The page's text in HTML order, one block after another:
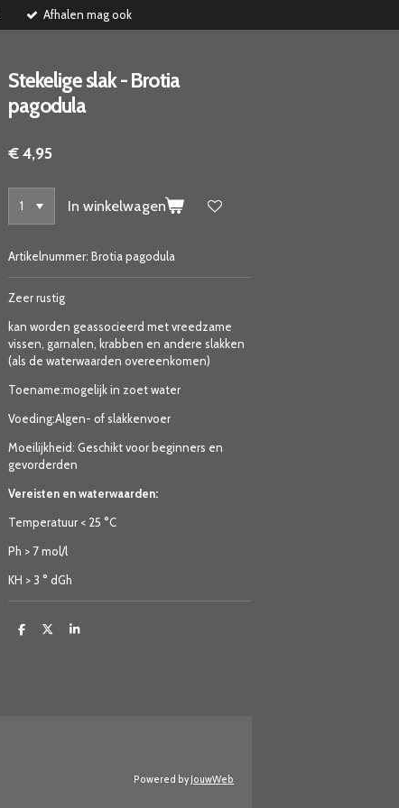
Afhalen mag ook
Stekelige slak - Brotia
pagodula
€ 4,95
In winkelwagen
Artikelnummer: Brotia pagodula
Zeer rustig
kan worden geassocieerd met vreedzame
vissen, garnalen, krabben en andere slakken
(als de waterwaarden overeenkomen)
Toename:mogelijk in zoet water
Voeding:Algen- of slakkenvoer
Moeilijkheid: Geschikt voor beginners en
gevorderden
Vereisten en waterwaarden:
Temperatuur < 25 °C
Ph > 7 mol/l
KH > 3 ° dGh
D
D
S
Powered byJouwWeb